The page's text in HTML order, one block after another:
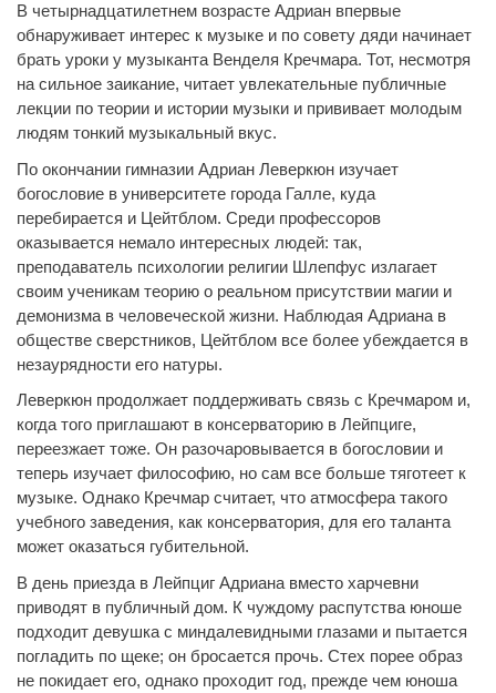
В четырнадцатилетнем возрасте Адриан впервые
обнаруживает интерес к музыке и по совету дяди начинает
брать уроки у музыканта Венделя Кречмара. Тот, несмотря
на сильное заикание, читает увлекательные публичные
лекции по теории и истории музыки и прививает молодым
людям тонкий музыкальный вкус.
По окончании гимназии Адриан Леверкюн изучает
богословие в университете города Галле, куда
перебирается и Цейтблом. Среди профессоров
оказывается немало интересных людей: так,
преподаватель психологии религии Шлепфус излагает
своим ученикам теорию о реальном присутствии магии и
демонизма в человеческой жизни. Наблюдая Адриана в
обществе сверстников, Цейтблом все более убеждается в
незаурядности его натуры.
Леверкюн продолжает поддерживать связь с Кречмаром и,
когда того приглашают в консерваторию в Лейпциге,
переезжает тоже. Он разочаровывается в богословии и
теперь изучает философию, но сам все больше тяготеет к
музыке. Однако Кречмар считает, что атмосфера такого
учебного заведения, как консерватория, для его таланта
может оказаться губительной.
В день приезда в Лейпциг Адриана вместо харчевни
приводят в публичный дом. К чуждому распутства юноше
подходит девушка с миндалевидными глазами и пытается
погладить по щеке; он бросается прочь. Стех порее образ
не покидает его, однако проходит год, прежде чем юноша